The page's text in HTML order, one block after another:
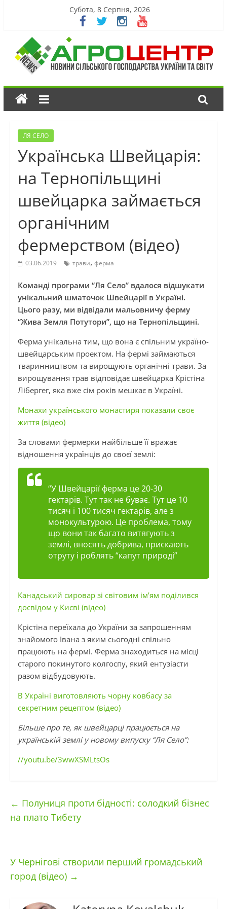
Субота, 8 Серпня, 2026
ЛЯ СЕЛО
Українська Швейцарія:
на Тернопільщині
швейцарка займається
органічним
фермерством (відео)
03.06.2019 трави, ферма
Команді програми “Ля Село” вдалося відшукати
унікальний шматочок Швейцарії в Україні.
Цього разу, ми відвідали мальовничу ферму
“Жива Земля Потутори”, що на Тернопільщині.
Ферма унікальна тим, що вона є спільним україно-
швейцарським проектом. На фермі займаються
тваринництвом та вирощують органічні трави. За
вирощування трав відповідає швейцарка Крістіна
Лібергег, яка вже сім років мешкає в Україні.
Монахи українського монастиря показали своє
життя (відео)
За словами фермерки найбільше її вражає
відношення українців до своєї землі:
“У Швейцарії ферма це 20-30
гектарів. Тут так не буває. Тут це 10
тисяч і 100 тисяч гектарів, але з
монокультурою. Це проблема, тому
що вони так багато витягують з
землі, вносять добрива, прискають
отруту і роблять “капут природі”
Канадський сировар зі світовим ім’ям поділився
досвідом у Києві (відео)
Крістіна переїхала до України за запрошенням
знайомого Івана з яким сьогодні спільно
працюють на фермі. Ферма знаходиться на місці
старого покинутого колгоспу, який ентузіасти
разом відбудовують.
В Україні виготовляють чорну ковбасу за
секретним рецептом (відео)
Більше про те, як швейцарці працюється на
українській землі у новому випуску “Ля Село”:
//youtu.be/3wwXSMLtsOs
← Полуниця проти бідності: солодкий бізнес
на плато Тибету
У Чернігові створили перший громадський
город (відео) →